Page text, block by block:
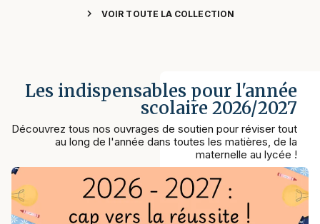
chevron_right VOIR TOUTE LA COLLECTION
Les indispensables pour l'année
scolaire 2026/2027
Découvrez tous nos ouvrages de soutien pour réviser tout
au long de l'année dans toutes les matières, de la
maternelle au lycée !